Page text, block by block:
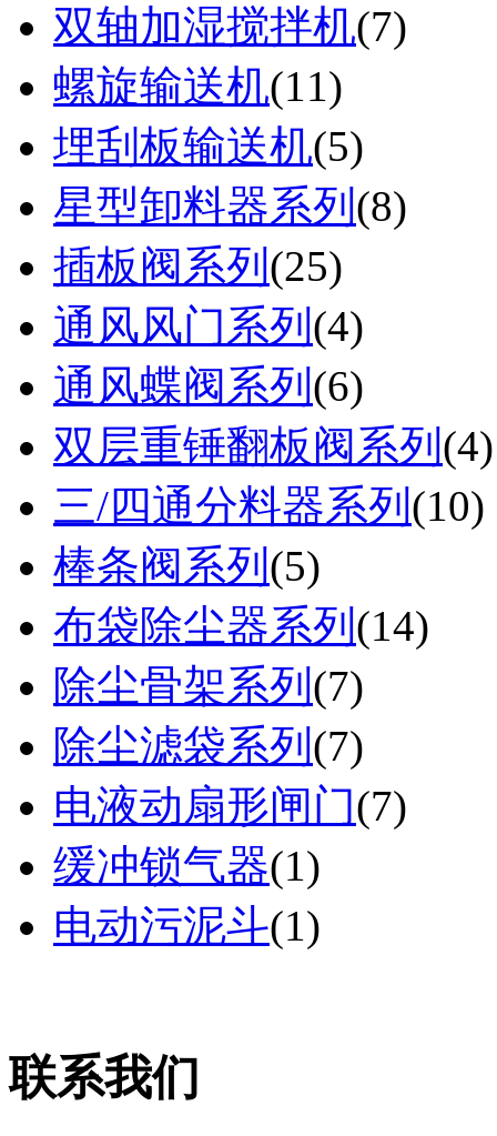
双轴加湿搅拌机(7)
螺旋输送机(11)
埋刮板输送机(5)
星型卸料器系列 (8)
插板阀系列 (25)
通风风门系列 (4)
通风蝶阀系列 (6)
双层重锤翻板阀系列 (4)
三/四通分料器系列 (10)
棒条阀系列 (5)
布袋除尘器系列 (14)
除尘骨架系列 (7)
除尘滤袋系列 (7)
电液动扇形闸门(7)
缓冲锁气器(1)
电动污泥斗(1)
联系我们